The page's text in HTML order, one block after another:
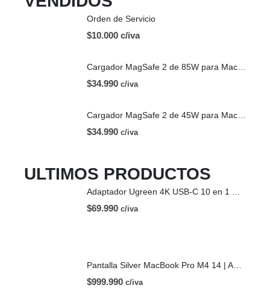
Orden de Servicio
$10.000 c/iva
$34.990 c/iva
$34.990 c/iva
ULTIMOS PRODUCTOS
$69.990 c/iva
$999.990 c/iva